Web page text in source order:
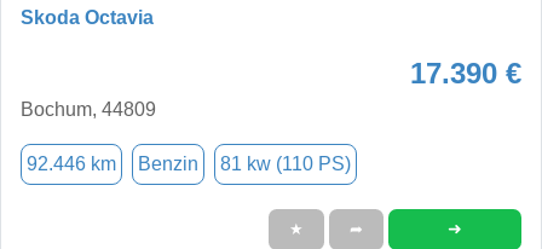
Skoda Octavia
17.390 €
Bochum, 44809
92.446 km Benzin 81 kw (110 PS)
★ ➦ ➜